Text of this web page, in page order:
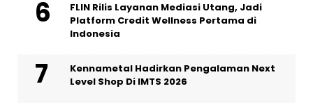
FLIN Rilis Layanan Mediasi Utang, Jadi
Platform Credit Wellness Pertama di
Indonesia
Kennametal Hadirkan Pengalaman Next
Level Shop Di IMTS 2026